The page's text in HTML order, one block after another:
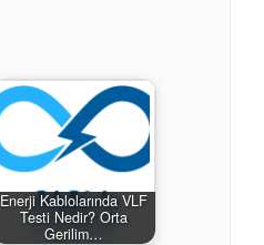
Enerji Kablolarında VLF
Testi Nedir? Orta
Gerilim…